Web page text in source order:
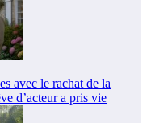
avec le rachat de la
d’acteur a pris vie